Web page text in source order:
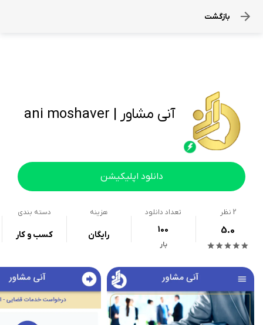
بازگشت
آنی مشاور | ani moshaver
دانلود اپلیکیشن
2 نظر
5.0
تعداد دانلود
100
بار
هزینه
رایگان
دسته بندی
کسب و کار